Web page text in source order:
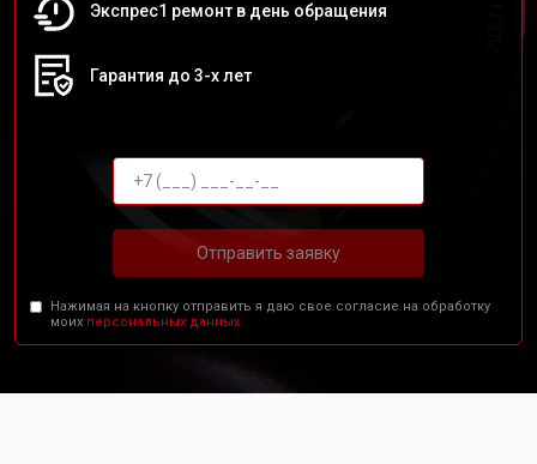
Экспрес1 ремонт в день обращения
Гарантия до 3-х лет
Отправить заявку
Нажимая на кнопку отправить я даю свое согласие на обработку
моих персональных данных.